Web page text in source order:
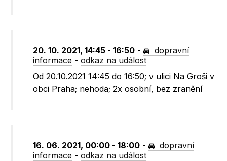
20. 10. 2021, 14:45 - 16:50 -
dopravní
informace -odkaz na událost
Od 20.10.2021 14:45 do 16:50; v ulici Na Groši v
obci Praha; nehoda; 2x osobní, bez zranění
16. 06. 2021, 00:00 - 18:00 -
dopravní
informace -odkaz na událost